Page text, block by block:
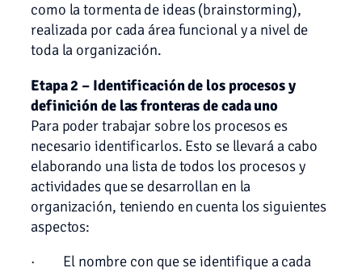
como la tormenta de ideas (brainstorming),
realizada por cada área funcional y a nivel de
toda la organización.
Etapa 2 – Identificación de los procesos y
definición de las fronteras de cada uno
Para poder trabajar sobre los procesos es
necesario identificarlos. Esto se llevará a cabo
elaborando una lista de todos los procesos y
actividades que se desarrollan en la
organización, teniendo en cuenta los siguientes
aspectos:
· El nombre con que se identifique a cada